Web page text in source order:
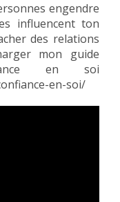
engendre
influencent ton
des relations
mon guide
en soi
en-soi/